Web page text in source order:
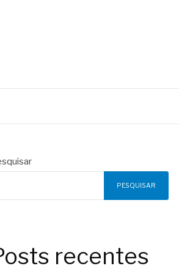
PESQUISAR
recentes